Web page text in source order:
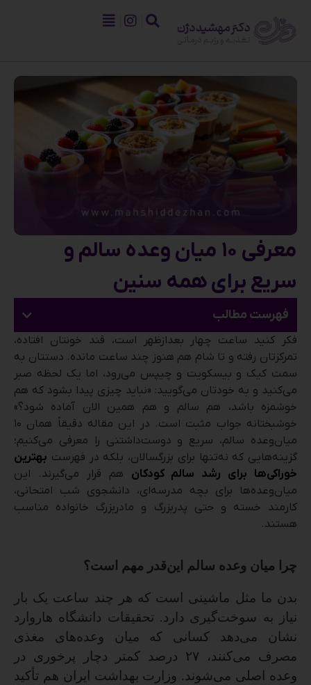
معرفی ۱۰ میان وعده سالم و
سریع برای همه سنین
فهرست مطالب
فکر کنید ساعت چهار بعدازظهر است، قند خونتان افتاده،
تمرکزتان رفته و تا شام هم هنوز چند ساعت مانده. دستتان به
سمت کیک و بیسکویت و چیپس می‌رود، اما یک لحظه صبر
می‌کنید و به خودتان می‌گویید: «نباید چیزی پیدا بشود که هم
خوشمزه باشد، هم سالم و هم همین الان آماده شود؟»
خوشبختانه جواب مثبت است. در این مقاله دقیقاً همان ۱۰
میان‌وعده سالم، سریع و دوست‌داشتنی را معرفی می‌کنیم؛
گزینه‌هایی که نه‌تنها برای بزرگسالان، بلکه در فهرست بهترین
خوراکی‌ها برای رشد سالم کودکان هم قرار می‌گیرند. این
میان‌وعده‌ها برای بچه مدرسه‌ای، دانشجوی شب امتحانی،
کارمند خسته و حتی پدربزرگ و مادربزرگ خانواده مناسب
هستند.
چرا میان وعده سالم این‌قدر مهم است؟
بدن ما مثل ماشینی است که هر چند ساعت یک بار
نیاز به سوخت‌گیری دارد. تحقیقات دانشگاه هاروارد
نشان می‌دهد کسانی که میان وعده‌های مغذی
مصرف می‌کنند، ۲۷ درصد کمتر دچار پرخوری در
وعده اصلی می‌شوند. وزارت بهداشت ایران هم تأکید